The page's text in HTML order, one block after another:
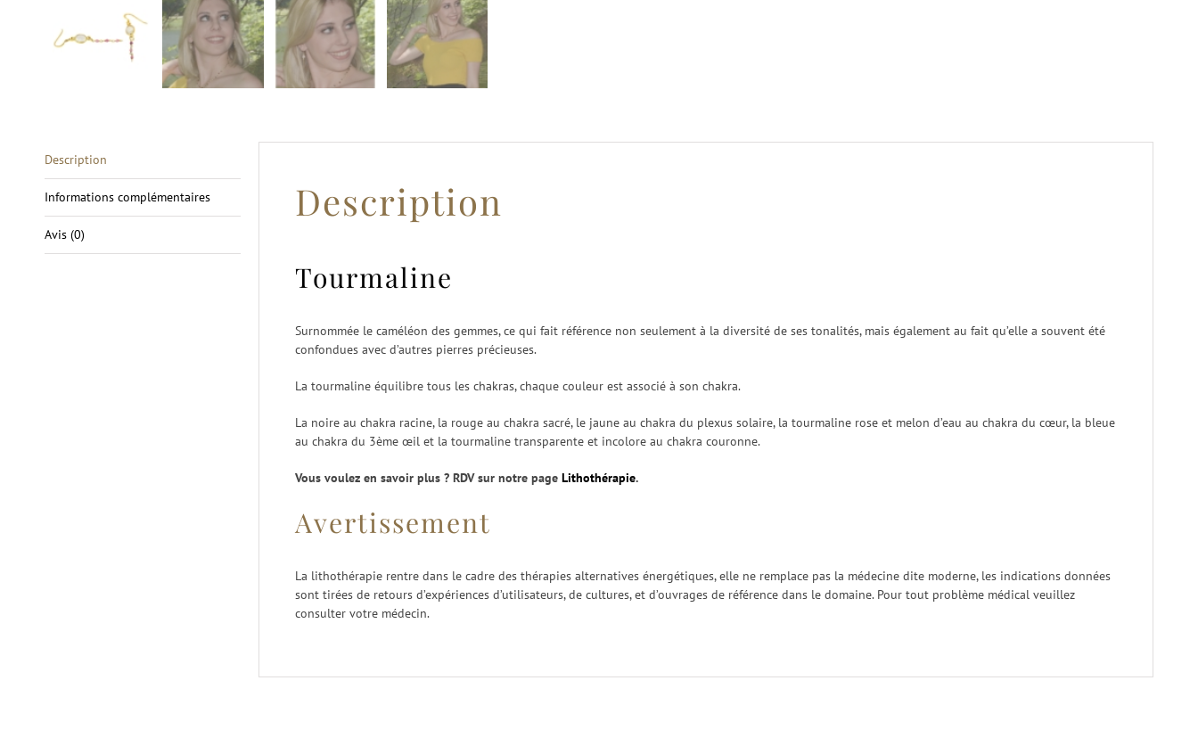
Description
Informations complémentaires
Avis (0)
Description
Tourmaline
Surnommée le caméléon des gemmes, ce qui fait référence non seulement à la diversité de ses tonalités, mais également au fait qu’elle a souvent été
confondues avec d’autres pierres précieuses.
La tourmaline équilibre tous les chakras, chaque couleur est associé à son chakra.
La noire au chakra racine, la rouge au chakra sacré, le jaune au chakra du plexus solaire, la tourmaline rose et melon d’eau au chakra du cœur, la bleue
au chakra du 3ème œil et la tourmaline transparente et incolore au chakra couronne.
Vous voulez en savoir plus ? RDV sur notre page Lithothérapie.
Avertissement
La lithothérapie rentre dans le cadre des thérapies alternatives énergétiques, elle ne remplace pas la médecine dite moderne, les indications données
sont tirées de retours d’expériences d’utilisateurs, de cultures, et d’ouvrages de référence dans le domaine. Pour tout problème médical veuillez
consulter votre médecin.